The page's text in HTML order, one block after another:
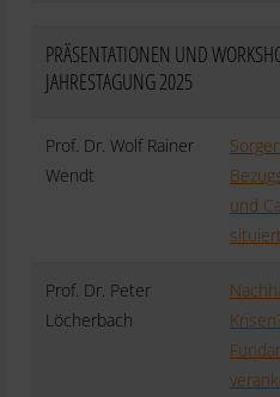
PRÄSENTATIONEN UND
JAHRESTAGUNG 2025
Prof. Dr. Wolf Rainer
Wendt
und
Prof. Dr. Peter
Löcherbach